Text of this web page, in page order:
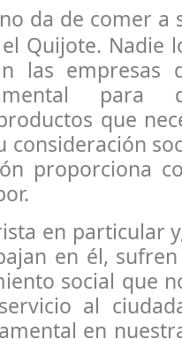
da de comer a
Quijote. Nadie
las empresas
que
consideración
proporciona
en particular
en él,
social que
al
en